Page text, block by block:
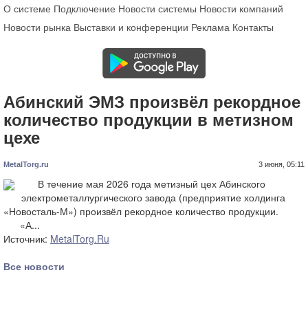
О системе Подключение Новости системы Новости компаний
Новости рынка Выставки и конференции Реклама Контакты
Абинский ЭМЗ произвёл рекордное
количество продукции в метизном
цехе
MetalTorg.ru 3 июня, 05:11
В течение мая 2026 года метизный цех Абинского
электрометаллургического завода (предприятие холдинга
«Новосталь-М») произвёл рекордное количество продукции.
«А...
Источник: MetalTorg.Ru
Все новости